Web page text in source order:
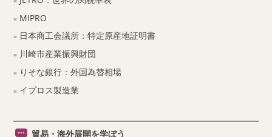
MIPRO
日本商工会議所：特定原産地証明書
川崎市産業振興財団
りそな銀行：外国為替相場
イプロス製造業
貿易・海外展開を学ぼう